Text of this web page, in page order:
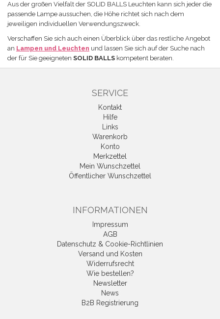
Aus der großen Vielfalt der SOLID BALLS Leuchten kann sich jeder die
passende Lampe aussuchen, die Höhe richtet sich nach dem
jeweiligen individuellen Verwendungszweck.
Verschaffen Sie sich auch einen Überblick über das restliche Angebot
an Lampen und Leuchten und lassen Sie sich auf der Suche nach
der für Sie geeigneten SOLID BALLS kompetent beraten.
SERVICE
Kontakt
Hilfe
Links
Warenkorb
Konto
Merkzettel
Mein Wunschzettel
Öffentlicher Wunschzettel
INFORMATIONEN
Impressum
AGB
Datenschutz & Cookie-Richtlinien
Versand und Kosten
Widerrufsrecht
Wie bestellen?
Newsletter
News
B2B Registrierung